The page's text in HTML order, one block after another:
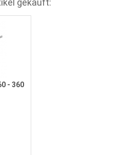
gekauft:
- 360